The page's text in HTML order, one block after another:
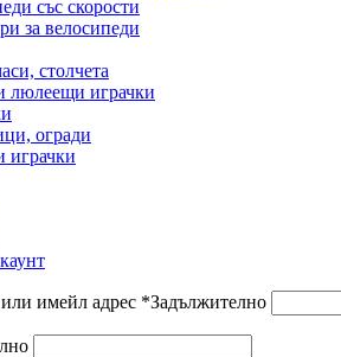
със скорости
за велосипеди
столчета
люлеещи играчки
огради
играчки
имейл адрес *Задължително